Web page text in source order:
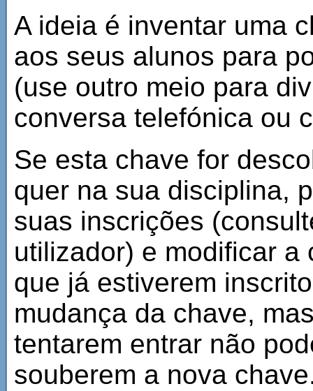
A ideia é inventar uma
aos seus alunos para
(use outro meio para
conversa telefónica ou
Se esta chave for
quer na sua disciplina,
suas inscrições
utilizador) e modificar
que já estiverem
mudança da chave,
tentarem entrar não
souberem a nova